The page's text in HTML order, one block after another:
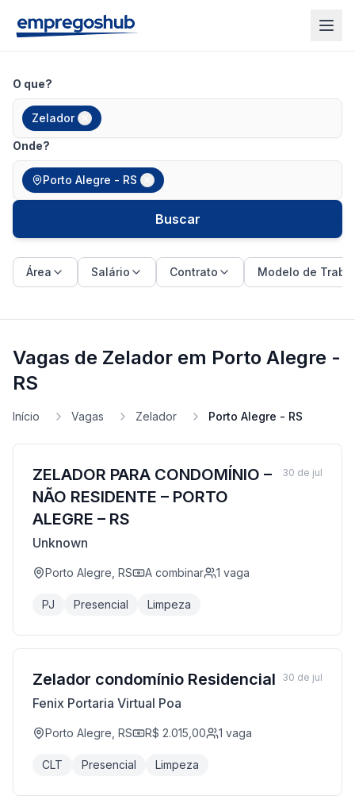
O que?
Zelador
Onde?
Porto Alegre - RS
Buscar
Área Salário Contrato Modelo de
Vagas de Zelador em Porto Alegre -
RS
Início Vagas Zelador Porto Alegre - RS
ZELADOR PARA CONDOMÍNIO –
NÃO RESIDENTE – PORTO
ALEGRE – RS
Unknown
Porto Alegre, RS A combinar 1 vaga
PJ Presencial Limpeza
30 de jul
Zelador condomínio Residencial
Fenix Portaria Virtual Poa
Porto Alegre, RS R$ 2.015,00 1 vaga
CLT Presencial Limpeza
30 de jul